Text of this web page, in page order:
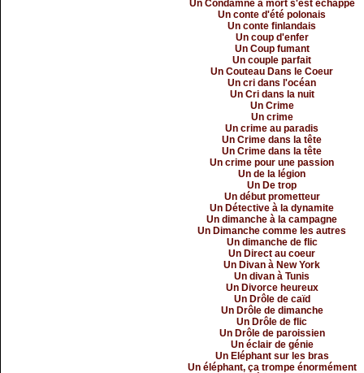
Un Condamné à mort s'est échappé
Un conte d'été polonais
Un conte finlandais
Un coup d'enfer
Un Coup fumant
Un couple parfait
Un Couteau Dans le Coeur
Un cri dans l'océan
Un Cri dans la nuit
Un Crime
Un crime
Un crime au paradis
Un Crime dans la tête
Un Crime dans la tête
Un crime pour une passion
Un de la légion
Un De trop
Un début prometteur
Un Détective à la dynamite
Un dimanche à la campagne
Un Dimanche comme les autres
Un dimanche de flic
Un Direct au coeur
Un Divan à New York
Un divan à Tunis
Un Divorce heureux
Un Drôle de caïd
Un Drôle de dimanche
Un Drôle de flic
Un Drôle de paroissien
Un éclair de génie
Un Eléphant sur les bras
Un éléphant, ça trompe énormément